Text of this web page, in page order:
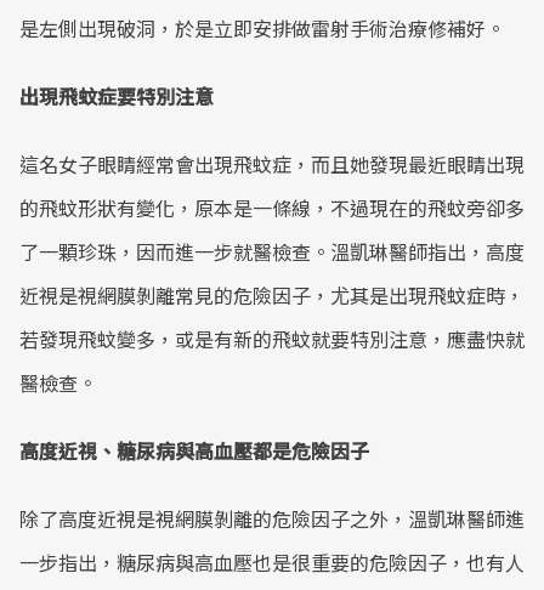
是左側出現破洞，於是立即安排做雷射手術治療修補好。
出現飛蚊症要特別注意
這名女子眼睛經常會出現飛蚊症，而且她發現最近眼睛出現
的飛蚊形狀有變化，原本是一條線，不過現在的飛蚊旁卻多
了一顆珍珠，因而進一步就醫檢查。溫凱琳醫師指出，高度
近視是視網膜剝離常見的危險因子，尤其是出現飛蚊症時，
若發現飛蚊變多，或是有新的飛蚊就要特別注意，應盡快就
醫檢查。
高度近視、糖尿病與高血壓都是危險因子
除了高度近視是視網膜剝離的危險因子之外，溫凱琳醫師進
一步指出，糖尿病與高血壓也是很重要的危險因子，也有人